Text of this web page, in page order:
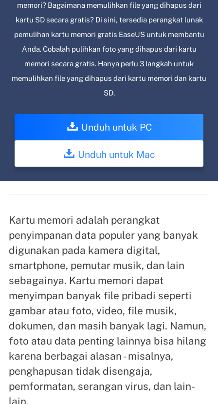
memori? Bagaimana memulihkan file yang dihapus dari
kartu SD secara gratis? Di sini, tersedia perangkat lunak
pemulihan kartu memori gratis EaseUS untuk membantu
Anda. Cobalah pulihkan foto yang dihapus dari kartu
memori secara gratis. Hanya perlu 3 langkah untuk
memulihkan file yang dihapus dari kartu memori dan kartu
SD.
Unduh untuk PC
Unduh untuk Mac
Kartu memori adalah perangkat
penyimpanan data populer yang banyak
digunakan pada kamera digital,
smartphone, pemutar musik, dan lain
sebagainya. Kartu memori dapat
menyimpan banyak file pribadi seperti
gambar atau foto, video, file musik,
dokumen, dan masih banyak lagi. Namun,
foto atau data penting lainnya bisa hilang
karena berbagai alasan - misalnya,
penghapusan tidak disengaja,
pemformatan, serangan virus, dan lain-
lain.